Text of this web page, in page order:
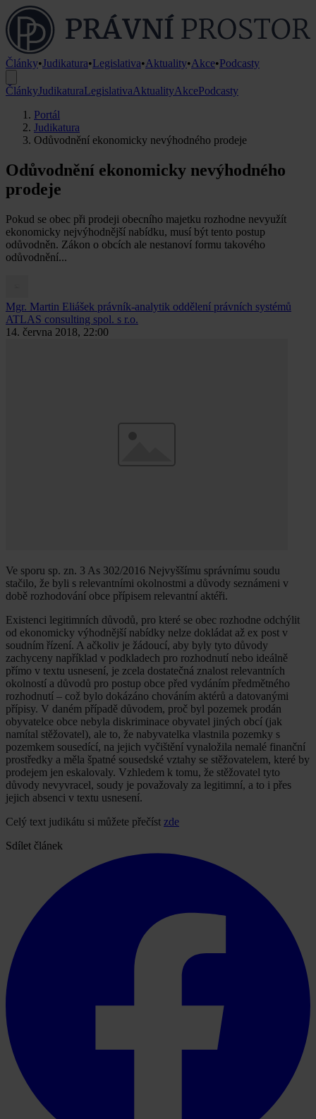
Články•Judikatura•Legislativa•Aktuality•Akce•Podcasty
ČlánkyJudikaturaLegislativaAktualityAkcePodcasty
Portál
Judikatura
Odůvodnění ekonomicky nevýhodného prodeje
Odůvodnění ekonomicky nevýhodného
prodeje
Pokud se obec při prodeji obecního majetku rozhodne nevyužít
ekonomicky nejvýhodnější nabídku, musí být tento postup
odůvodněn. Zákon o obcích ale nestanoví formu takového
odůvodnění...
Mgr. Martin Eliášek právník-analytik oddělení právních systémů
ATLAS consulting spol. s r.o.
14. června 2018, 22:00
Ve sporu sp. zn. 3 As 302/2016 Nejvyššímu správnímu soudu
stačilo, že byli s relevantními okolnostmi a důvody seznámeni v
době rozhodování obce přípisem relevantní aktéři.
Existenci legitimních důvodů, pro které se obec rozhodne odchýlit
od ekonomicky výhodnější nabídky nelze dokládat až ex post v
soudním řízení. A ačkoliv je žádoucí, aby byly tyto důvody
zachyceny například v podkladech pro rozhodnutí nebo ideálně
přímo v textu usnesení, je zcela dostatečná znalost relevantních
okolností a důvodů pro postup obce před vydáním předmětného
rozhodnutí – což bylo dokázáno chováním aktérů a datovanými
přípisy. V daném případě důvodem, proč byl pozemek prodán
obyvatelce obce nebyla diskriminace obyvatel jiných obcí (jak
namítal stěžovatel), ale to, že nabyvatelka vlastnila pozemky s
pozemkem sousedící, na jejich vyčištění vynaložila nemalé finanční
prostředky a měla špatné sousedské vztahy se stěžovatelem, které by
prodejem jen eskalovaly. Vzhledem k tomu, že stěžovatel tyto
důvody nevyvracel, soudy je považovaly za legitimní, a to i přes
jejich absenci v textu usnesení.
Celý text judikátu si můžete přečíst zde
Sdílet článek